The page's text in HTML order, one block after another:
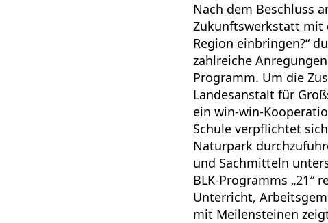
Nach dem Beschluss
Zukunftswerkstatt mit
Region einbringen?“
zahlreiche
Programm. Um die
Landesanstalt für
ein win-win-
Schule verpflichtet
Naturpark
und Sachmitteln
BLK-Programms „21″
Unterricht,
mit Meilensteinen